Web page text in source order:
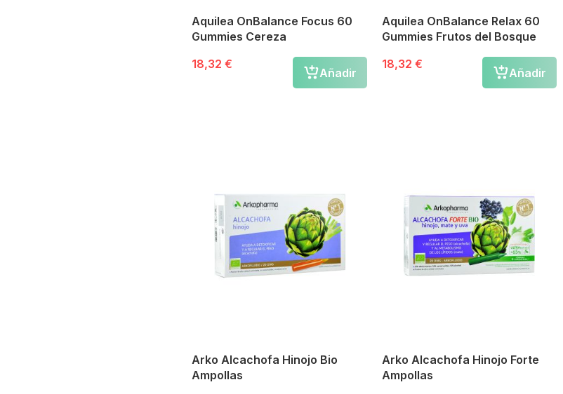
Aquilea OnBalance Focus 60
Gummies Cereza
18,32 €
Añadir
Aquilea OnBalance Relax 60
Gummies Frutos del Bosque
18,32 €
Añadir
Arko Alcachofa Hinojo Bio
Ampollas
Arko Alcachofa Hinojo Forte
Ampollas